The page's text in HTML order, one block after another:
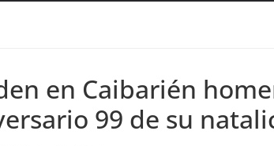
en Caibarién
99 de su